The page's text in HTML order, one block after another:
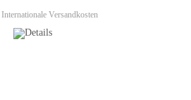
Internationale Versandkosten